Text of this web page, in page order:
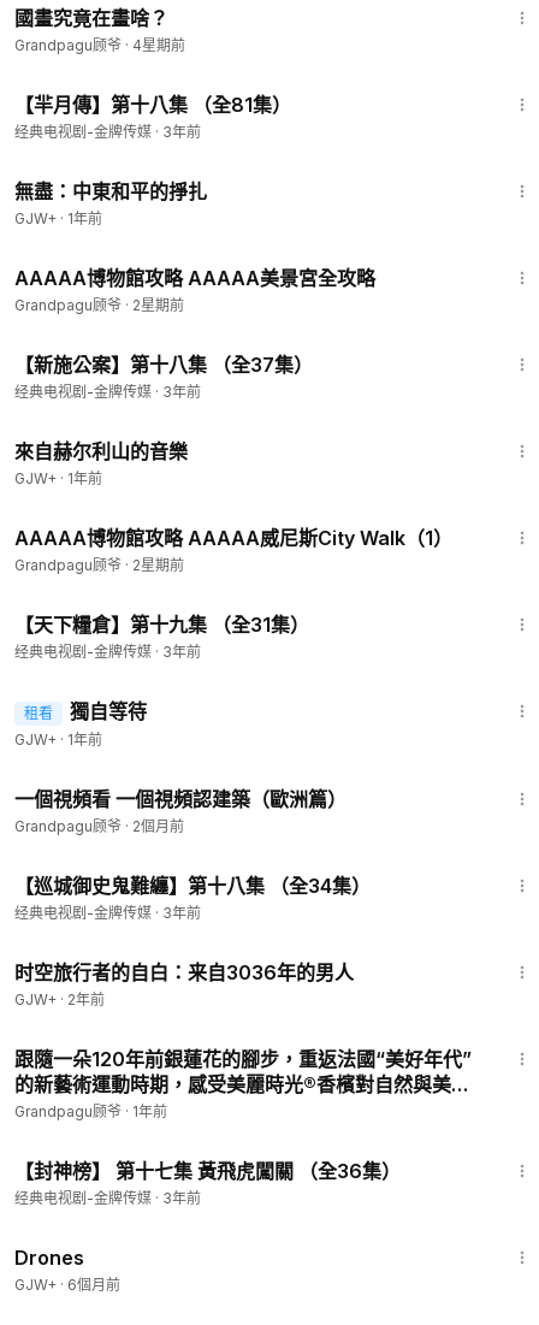
國畫究竟在畫啥？
Grandpagu顾爷 · 4星期前
【羋月傳】第十八集 （全81集）
经典电视剧-金牌传媒 · 3年前
無盡：中東和平的掙扎
GJW+ · 1年前
AAAAA博物館攻略 AAAAA美景宮全攻略
Grandpagu顾爷 · 2星期前
【新施公案】第十八集 （全37集）
经典电视剧-金牌传媒 · 3年前
來自赫尔利山的音樂
GJW+ · 1年前
AAAAA博物館攻略 AAAAA威尼斯City Walk（1）
Grandpagu顾爷 · 2星期前
【天下糧倉】第十九集 （全31集）
经典电视剧-金牌传媒 · 3年前
租看 獨自等待
GJW+ · 1年前
一個視頻看 一個視頻認建築（歐洲篇）
Grandpagu顾爷 · 2個月前
【巡城御史鬼難纏】第十八集 （全34集）
经典电视剧-金牌传媒 · 3年前
时空旅行者的自白：来自3036年的男人
GJW+ · 2年前
跟隨一朵120年前銀蓮花的腳步，重返法國“美好年代”
的新藝術運動時期，感受美麗時光®香檳對自然與美的
追求。
Grandpagu顾爷 · 1年前
【封神榜】 第十七集 黃飛虎闖關 （全36集）
经典电视剧-金牌传媒 · 3年前
Drones
GJW+ · 6個月前